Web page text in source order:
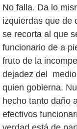
No falla. Da lo
izquierdas que de
se recorta al que
funcionario de a
fruto de la
dejadez del
quien gobierna.
hecho tanto daño
efectivos